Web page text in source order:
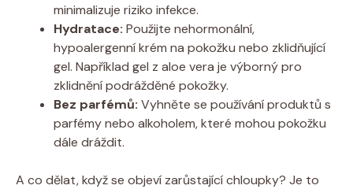
minimalizuje riziko infekce.
Hydratace: Použijte nehormonální,
hypoalergenní krém na pokožku nebo zklidňující
gel. Například gel z aloe vera je výborný pro
zklidnění podrážděné pokožky.
Bez parfémů: Vyhněte se používání produktů s
parfémy nebo alkoholem, které mohou pokožku
dále dráždit.
A co dělat, když se objeví zarůstající chloupky? Je to